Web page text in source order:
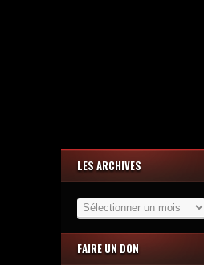
LES ARCHIVES
Archives
FAIRE UN DON